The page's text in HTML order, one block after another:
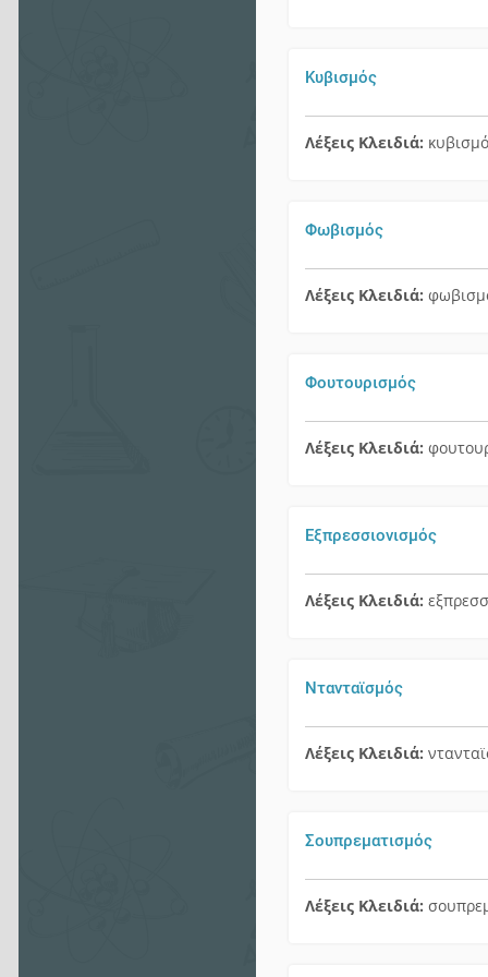
Κυβισμός
Λέξεις Κλειδιά:
Φωβισμός
Λέξεις Κλειδιά:
Φουτουρισμός
Λέξεις Κλειδιά:
Εξπρεσσιονισμός
Λέξεις Κλειδιά:
Ντανταϊσμός
Λέξεις Κλειδιά:
Σουπρεματισμός
Λέξεις Κλειδιά: